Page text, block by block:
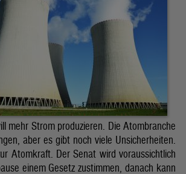
mehr Strom produzieren. Die Atombranche
aber es gibt noch viele Unsicherheiten.
Atomkraft. Der Senat wird voraussichtlich
einem Gesetz zustimmen, danach kann